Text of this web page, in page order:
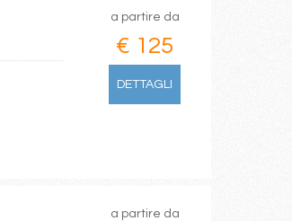
a partire da
€ 125
DETTAGLI
a partire da